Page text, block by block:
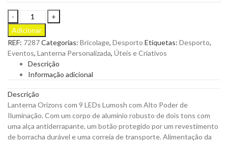
Lanterna
Orizons
em
Alumínio
com
9
LEDs
para
Personalizar
quantity
Adicionar
REF: 7287Categorias: Bricolage, Desporto Etiquetas: Desporto,
Eventos, Lanterna Personalizada, Úteis e Criativos
Descrição
Informação adicional
Descrição
Lanterna Orizons com 9 LEDs Lumosh com Alto Poder de
Iluminação. Com um corpo de alumínio robusto de dois tons com
uma alça antiderrapante, um botão protegido por um revestimento
de borracha durável e uma correia de transporte. Alimentação da